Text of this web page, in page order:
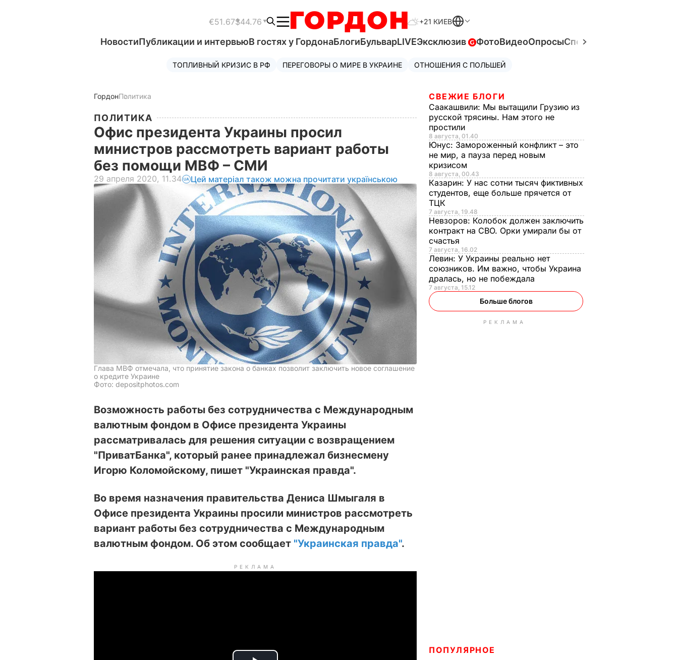
€51.67$44.76 +21 КИЕВ
НовостиПубликации и интервьюВ гостях у ГордонаБлогиБульварLIVEЭксклюзив ФотоВидеоОпросыСпецпроекты
ТОПЛИВНЫЙ КРИЗИС В РФ ПЕРЕГОВОРЫ О МИРЕ В УКРАИНЕ ОТНОШЕНИЯ С ПОЛЬШЕЙ
ГордонПолитика
ПОЛИТИКА
Офис президента Украины просил
министров рассмотреть вариант работы
без помощи МВФ – СМИ
29 апреля 2020, 11.34 Цей матеріал також можна прочитати українською
Глава МВФ отмечала, что принятие закона о банках позволит заключить новое соглашение
о кредите Украине
Фото: depositphotos.com
Возможность работы без сотрудничества с Международным
валютным фондом в Офисе президента Украины
рассматривалась для решения ситуации с возвращением
"ПриватБанка", который ранее принадлежал бизнесмену
Игорю Коломойскому, пишет "Украинская правда".
Во время назначения правительства Дениса Шмыгаля в
Офисе президента Украины просили министров рассмотреть
вариант работы без сотрудничества с Международным
валютным фондом. Об этом сообщает "Украинская правда".
РЕКЛАМА
СВЕЖИЕ БЛОГИ
Саакашвили: Мы вытащили Грузию из
русской трясины. Нам этого не
простили
8 августа, 01.40
Юнус: Замороженный конфликт – это
не мир, а пауза перед новым
кризисом
8 августа, 00.43
Казарин: У нас сотни тысяч фиктивных
студентов, еще больше прячется от
ТЦК
7 августа, 19.48
Невзоров: Колобок должен заключить
контракт на СВО. Орки умирали бы от
счастья
7 августа, 16.02
Левин: У Украины реально нет
союзников. Им важно, чтобы Украина
дралась, но не побеждала
7 августа, 15.12
Больше блогов
РЕКЛАМА
ПОПУЛЯРНОЕ